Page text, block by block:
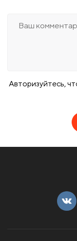
Авторизуйтесь,